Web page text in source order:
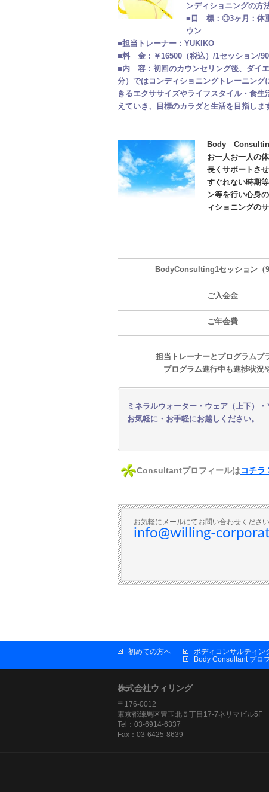
ンディショニングの方
■目 標： ◎3ヶ月：体
ウン
■担当トレーナー：YUKIKO
■料 金：￥16500（税込）/1セッション/
■内 容：初回のカウンセリング後、ダイ
分）ではコンディショニングトレーニン
きるエクササイズやライフスタイル・食
えていき、目標のカラダと生活を目指しま
Body Consulting
お一人お一人の
長くサポートさ
すぐれない時期
ン等を行い心身
ィショニングの
BodyConsulting1セッション（
ご入会金
ご年会費
担当トレーナーとプログラムプ
プログラム進行中も進捗状況
ミネラルウォーター・ウェア（上下）
お気軽に・お手軽にお越しください。
Consultantプロフィールはコチラ
お気軽にメールにてお問い合わせください
info@willing-
初めての方へ
ボディコンサルティン
Body Consultant プロ
株式会社ウィリング
〒176-0012
東京都練馬区豊玉北５丁目17-7ネリマビル5F
Tel：03-6914-6337
Fax：03-6425-8639